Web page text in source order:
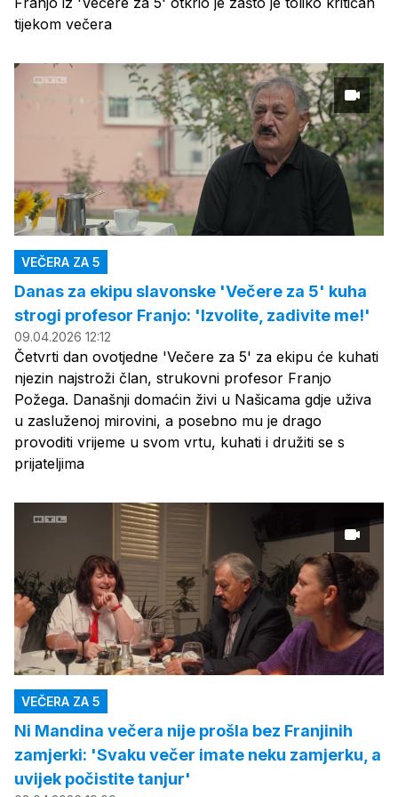
tijekom večera
VEČERA ZA 5
Danas za ekipu slavonske 'Večere za 5' kuha
strogi profesor Franjo: 'Izvolite, zadivite me!'
09.04.2026 12:12
Četvrti dan ovotjedne 'Večere za 5' za ekipu će kuhati
njezin najstroži član, strukovni profesor Franjo
Požega. Današnji domaćin živi u Našicama gdje uživa
u zasluženoj mirovini, a posebno mu je drago
provoditi vrijeme u svom vrtu, kuhati i družiti se s
prijateljima
VEČERA ZA 5
Ni Mandina večera nije prošla bez Franjinih
zamjerki: 'Svaku večer imate neku zamjerku, a
uvijek počistite tanjur'